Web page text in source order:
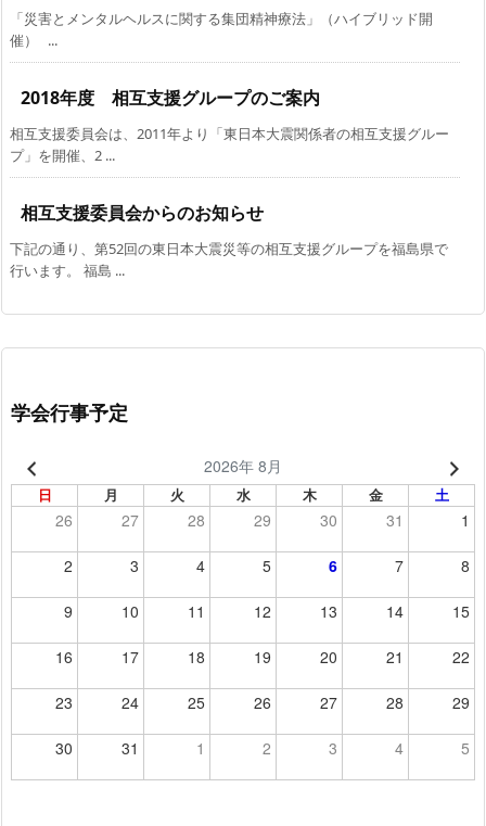
「災害とメンタルヘルスに関する集団精神療法」（ハイブリッド開
催） ...
2018年度 相互支援グループのご案内
相互支援委員会は、2011年より「東日本大震関係者の相互支援グルー
プ」を開催、2 ...
相互支援委員会からのお知らせ
下記の通り、第52回の東日本大震災等の相互支援グループを福島県で
行います。 福島 ...
学会行事予定
2026年 8月
日 月 火 水 木 金 土
26 27 28 29 30 31 1
2 3 4 5 6 7 8
9 10 11 12 13 14 15
16 17 18 19 20 21 22
23 24 25 26 27 28 29
30 31 1 2 3 4 5